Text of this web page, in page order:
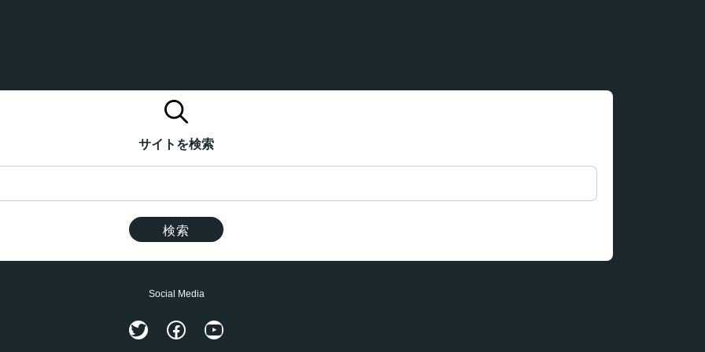
サイトを検索
Social Media
TwitterFacebook
YouTube